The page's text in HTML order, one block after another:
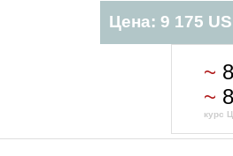
Цена: 9 175
~
~
курс